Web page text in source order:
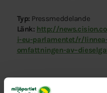
Typ: Pressmeddelande
Länk: http://
i-eu-parlamentet/r/
omfattningen-